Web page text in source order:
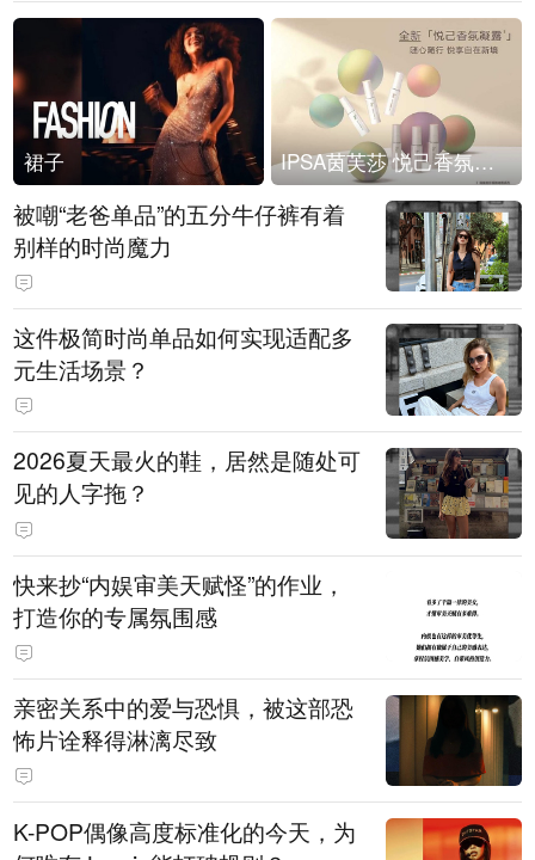
裙子 IPSA茵芙莎 悦己香氛凝露上市
被嘲“老爸单品”的五分牛仔裤有着
别样的时尚魔力
这件极简时尚单品如何实现适配多
元生活场景？
2026夏天最火的鞋，居然是随处可
见的人字拖？
快来抄“内娱审美天赋怪”的作业，
打造你的专属氛围感
亲密关系中的爱与恐惧，被这部恐
怖片诠释得淋漓尽致
K-POP偶像高度标准化的今天，为